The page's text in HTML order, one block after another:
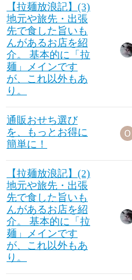
【拉麺放浪記】(3)
地元や旅先・出張
先で食した旨いも
んがあるお店を紹
介。 基本的に「拉
麺」メインです
が、これ以外もあ
り。
通販おせち選び
を、もっとお得に
簡単に！
【拉麺放浪記】(2)
地元や旅先・出張
先で食した旨いも
んがあるお店を紹
介。 基本的に「拉
麺」メインです
が、これ以外もあ
り。